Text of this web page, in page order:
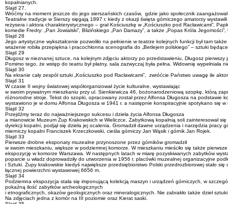
kopalnianych.
Slajd 27.
Wróćmy na moment jeszcze do jego sierszańskich czasów, gdzie jako społecznik
Teatralne tradycje w Sierszy sięgają 1897 r. kiedy z okazji święta górniczego amatorzy
reżysera i aktora charakterystycznego – grał Kościuszkę w „Kościuszko pod Racławicami”,
komedie Fredry: „Pan Jowialski”, Blizińskiego „Pan Damazy”, a także „Popas Króla
Slajd 28
Jego artystyczne wykształcenie pozwoliło na pełnienie w teatrze kolejnych funkcji był tam
wrażenie robiła przepiękna i pracochłonna scenografia do „Betlejem polskiego” – sztuki
Slajd 29
Długosz w nieznanej sztuce, na kolejnym zdjęciu aktorzy po przedstawieniu, Długosz
Pomimo tego, że wstęp do teatru był płatny, sala zazwyczaj była pełna. Widownię
Slajd 30
Na ekranie cały zespół sztuki „Kościuszko pod Racławicami”, zwróćcie Państwo uwagę ile
Slajd 31
W czasie II wojny światowej współorganizował życie kulturalne, wystawiając
w swoim prywatnym mieszkaniu przy ul. Sienkiewicza 46, bożonarodzeniową szopkę, którą
różnorodne stroje. Tekst do szopki, opracowany został przez Alfonsa Długosza na podstawie
wystawiono je w domu Alfonsa Długosza w 1941 r. a następnie konspiracyjnie spotykano się
Slajd 32
Przejdźmy teraz do najważniejszego sukcesu i dzieła życia Alfonsa Długosza
a mianowicie Muzeum Żup Krakowskich w Wieliczce. Zabytkową kopalnią soli zainteresował
dyrekcji kopalni, podjął się dzieła jej ocalenia. Gromadził dawne urządzenia i narzędzia
mierniczy kopalni Franciszek Krzeczkowski, cieśla górniczy Jan Wąsik i górnik Jan Rojek.
Slajd 33
Pierwsze drobne eksponaty muzealne przynoszone przez górników gromadził
w swoim mieszkaniu, większe w podziemnej komorze. W mieszkaniu mieściło się także
ekspozycję w komorze Warszawa. W następnych latach w miarę pozyskiwanych zabytków
poparcie u władz doprowadziły do utworzenia w 1956 r. placówki muzealnej organizacyjne
i Sztuki. Żupy krakowskie kiedyś największe przedsiębiorstwo Polski przedrozbiorowej stało
łącznej powierzchni wystawowej 6656 m.
Slajd 34
Podziemna ekspozycja stała się imponującą kolekcją maszyn i urządzeń górniczych, w
pokaźną ilość zabytków archeologicznych
i etnograficznych, okazów geologicznych oraz mineralogicznych. Nie zabrakło także dzieł
Na zdjęciach jedna z komór na III poziomie oraz Kierat saski.